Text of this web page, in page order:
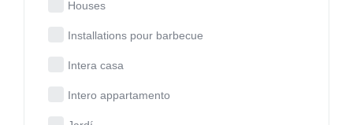
Houses
Installations pour barbecue
Intera casa
Intero appartamento